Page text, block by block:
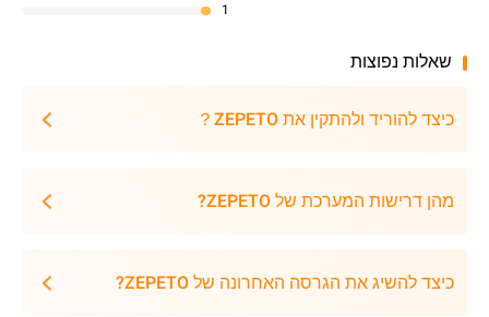
1
שאלות נפוצות
כיצד להוריד ולהתקין את ZEPETO？
מהן דרישות המערכת של ZEPETO?
כיצד להשיג את הגרסה האחרונה של ZEPETO?